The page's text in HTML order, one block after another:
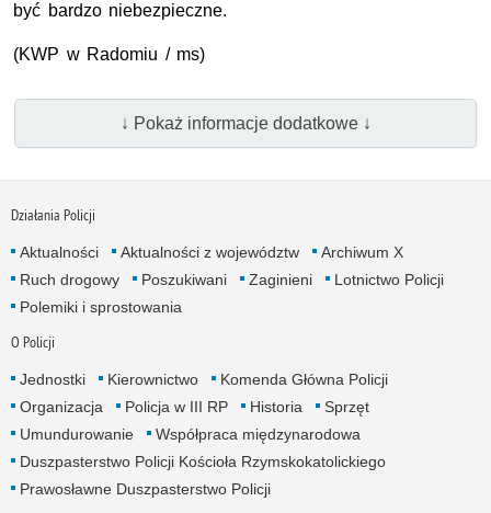
być bardzo niebezpieczne.
(KWP w Radomiu / ms)
↓ Pokaż informacje dodatkowe ↓
Działania Policji
Aktualności Aktualności z województw
Archiwum X
Ruch drogowy
Poszukiwani Zaginieni
Lotnictwo Policji
Polemiki i sprostowania
O Policji
Jednostki Kierownictwo
Komenda Główna Policji
Organizacja
Policja w III RP Historia
Sprzęt
Umundurowanie
Współpraca międzynarodowa
Duszpasterstwo Policji Kościoła Rzymskokatolickiego
Prawosławne Duszpasterstwo Policji